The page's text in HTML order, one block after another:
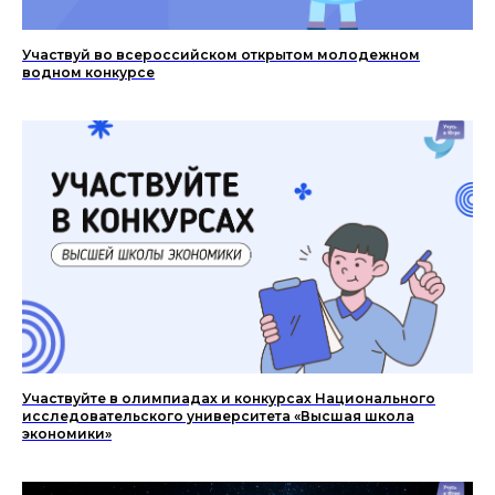
Участвуй во всероссийском открытом молодежном
водном конкурсе
Участвуйте в олимпиадах и конкурсах Национального
исследовательского университета «Высшая школа
экономики»